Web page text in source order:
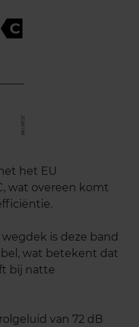
C
het EU
wat overeen komt
is deze band
wat betekent dat
bij natte
van 72 dB